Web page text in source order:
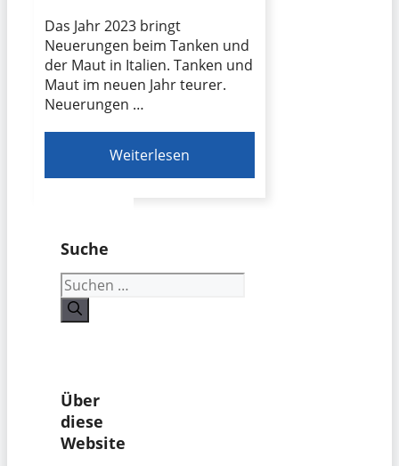
Das Jahr 2023 bringt
Neuerungen beim Tanken und
der Maut in Italien. Tanken und
Maut im neuen Jahr teurer.
Neuerungen …
Weiterlesen
Suche
Suchen
nach:
Über
diese
Website